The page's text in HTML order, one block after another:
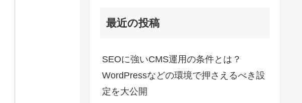
最近の投稿
SEOに強いCMS運用の条件とは？
WordPressなどの環境で押さえるべき設
定を大公開